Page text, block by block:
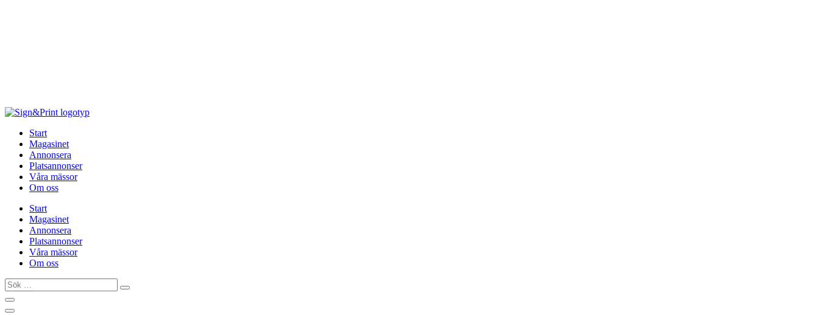
Start
Magasinet
Annonsera
Platsannonser
Våra mässor
Om oss
Start
Magasinet
Annonsera
Platsannonser
Våra mässor
Om oss
Sök
…